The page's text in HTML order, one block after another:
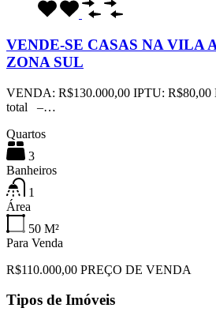
VENDE-SE CASAS NA VILA
ZONA SUL
VENDA: R$130.000,00 IPTU: R$80,00
total –…
Quartos
3
Banheiros
1
Área
50 M²
Para Venda
R$110.000,00 PREÇO DE VENDA
Tipos de Imóveis